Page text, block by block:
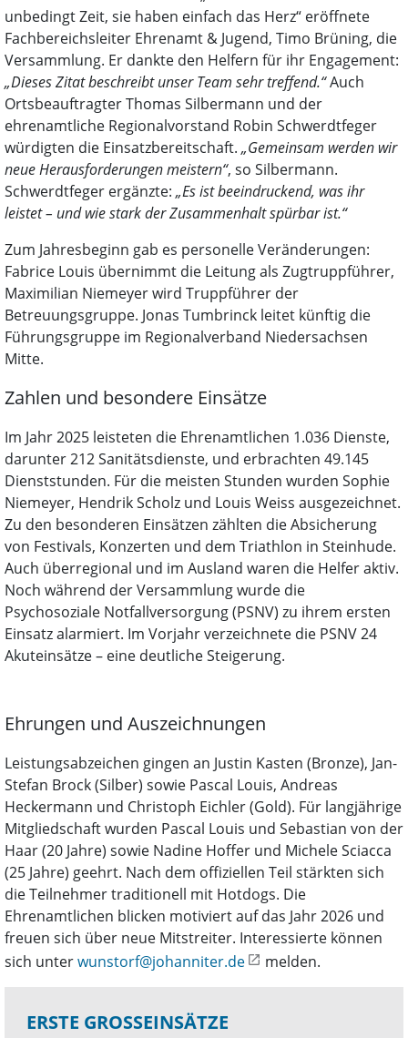
unbedingt Zeit, sie haben einfach das Herz“ eröffnete
Fachbereichsleiter Ehrenamt & Jugend, Timo Brüning, die
Versammlung. Er dankte den Helfern für ihr Engagement:
„Dieses Zitat beschreibt unser Team sehr treffend.“Auch
Ortsbeauftragter Thomas Silbermann und der
ehrenamtliche Regionalvorstand Robin Schwerdtfeger
würdigten die Einsatzbereitschaft. „Gemeinsam werden wir
neue Herausforderungen meistern“, so Silbermann.
Schwerdtfeger ergänzte: „Es ist beeindruckend, was ihr
leistet – und wie stark der Zusammenhalt spürbar ist.“
Zum Jahresbeginn gab es personelle Veränderungen:
Fabrice Louis übernimmt die Leitung als Zugtruppführer,
Maximilian Niemeyer wird Truppführer der
Betreuungsgruppe. Jonas Tumbrinck leitet künftig die
Führungsgruppe im Regionalverband Niedersachsen
Mitte.
Zahlen und besondere Einsätze
Im Jahr 2025 leisteten die Ehrenamtlichen 1.036 Dienste,
darunter 212 Sanitätsdienste, und erbrachten 49.145
Dienststunden. Für die meisten Stunden wurden Sophie
Niemeyer, Hendrik Scholz und Louis Weiss ausgezeichnet.
Zu den besonderen Einsätzen zählten die Absicherung
von Festivals, Konzerten und dem Triathlon in Steinhude.
Auch überregional und im Ausland waren die Helfer aktiv.
Noch während der Versammlung wurde die
Psychosoziale Notfallversorgung (PSNV) zu ihrem ersten
Einsatz alarmiert. Im Vorjahr verzeichnete die PSNV 24
Akuteinsätze – eine deutliche Steigerung.
Ehrungen und Auszeichnungen
Leistungsabzeichen gingen an Justin Kasten (Bronze), Jan-
Stefan Brock (Silber) sowie Pascal Louis, Andreas
Heckermann und Christoph Eichler (Gold). Für langjährige
Mitgliedschaft wurden Pascal Louis und Sebastian von der
Haar (20 Jahre) sowie Nadine Hoffer und Michele Sciacca
(25 Jahre) geehrt. Nach dem offiziellen Teil stärkten sich
die Teilnehmer traditionell mit Hotdogs. Die
Ehrenamtlichen blicken motiviert auf das Jahr 2026 und
freuen sich über neue Mitstreiter. Interessierte können
sich unterwunstorf@johanniter.de melden.
ERSTE GROSSEINSÄTZE